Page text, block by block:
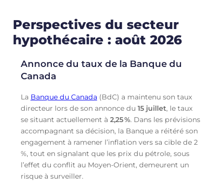
Perspectives du secteur
hypothécaire : août 2026
Annonce du taux de la Banque du
Canada
La Banque du Canada (BdC) a maintenu son taux
directeur lors de son annonce du 15 juillet, le taux
se situant actuellement à 2,25%. Dans les prévisions
accompagnant sa décision, la Banque a réitéré son
engagement à ramener l’inflation vers sa cible de 2
%, tout en signalant que les prix du pétrole, sous
l’effet du conflit au Moyen-Orient, demeurent un
risque à surveiller.